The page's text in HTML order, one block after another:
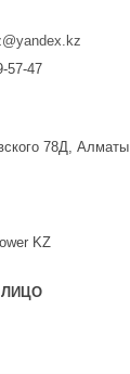
57-47
78Д, Алматы,
KZ